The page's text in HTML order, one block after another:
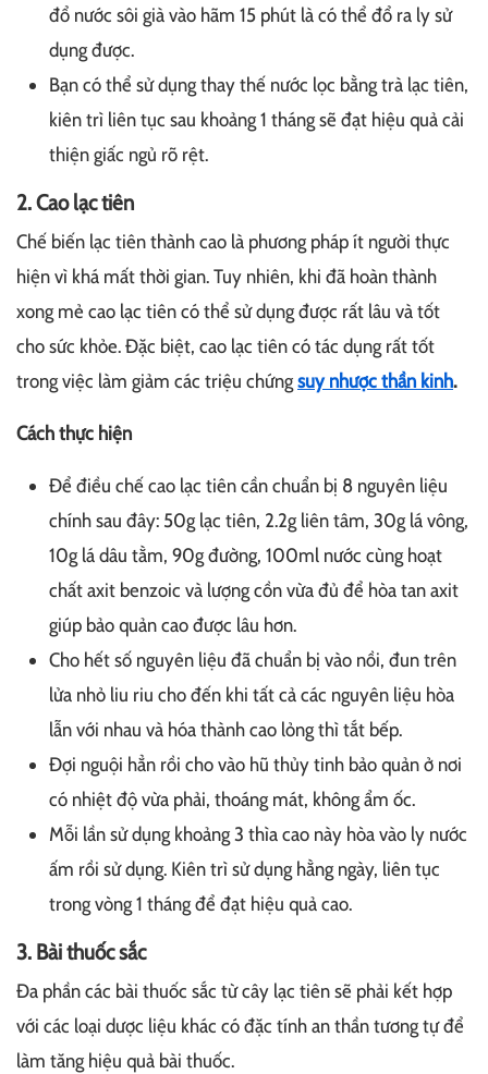
đổ nước sôi già vào hãm 15 phút là có thể đổ ra ly sử
dụng được.
Bạn có thể sử dụng thay thế nước lọc bằng trà lạc tiên,
kiên trì liên tục sau khoảng 1 tháng sẽ đạt hiệu quả cải
thiện giấc ngủ rõ rệt.
2. Cao lạc tiên
Chế biến lạc tiên thành cao là phương pháp ít người thực
hiện vì khá mất thời gian. Tuy nhiên, khi đã hoàn thành
xong mẻ cao lạc tiên có thể sử dụng được rất lâu và tốt
cho sức khỏe. Đặc biệt, cao lạc tiên có tác dụng rất tốt
trong việc làm giảm các triệu chứngsuy nhược thần kinh.
Cách thực hiện
Để điều chế cao lạc tiên cần chuẩn bị 8 nguyên liệu
chính sau đây: 50g lạc tiên, 2.2g liên tâm, 30g lá vông,
10g lá dâu tằm, 90g đường, 100ml nước cùng hoạt
chất axit benzoic và lượng cồn vừa đủ để hòa tan axit
giúp bảo quản cao được lâu hơn.
Cho hết số nguyên liệu đã chuẩn bị vào nồi, đun trên
lửa nhỏ liu riu cho đến khi tất cả các nguyên liệu hòa
lẫn với nhau và hóa thành cao lỏng thì tắt bếp.
Đợi nguội hẳn rồi cho vào hũ thủy tinh bảo quản ở nơi
có nhiệt độ vừa phải, thoáng mát, không ẩm ốc.
Mỗi lần sử dụng khoảng 3 thìa cao này hòa vào ly nước
ấm rồi sử dụng. Kiên trì sử dụng hằng ngày, liên tục
trong vòng 1 tháng để đạt hiệu quả cao.
3. Bài thuốc sắc
Đa phần các bài thuốc sắc từ cây lạc tiên sẽ phải kết hợp
với các loại dược liệu khác có đặc tính an thần tương tự để
làm tăng hiệu quả bài thuốc.